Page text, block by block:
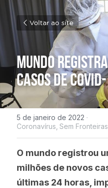
Voltar ao site
Mundo
casos de
5 de janeiro de 2022 ·
Coronavírus, Sem Fronteiras,
O mundo registrou
milhões de novos
últimas 24 horas,